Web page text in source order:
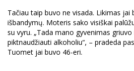
Tačiau taip buvo ne visada. Likimas
išbandymų. Moteris sako visiškai
su vyru. „Tada mano gyvenimas
piktnaudžiauti alkoholiu“, – pradeda
Tuomet jai buvo 46-eri.